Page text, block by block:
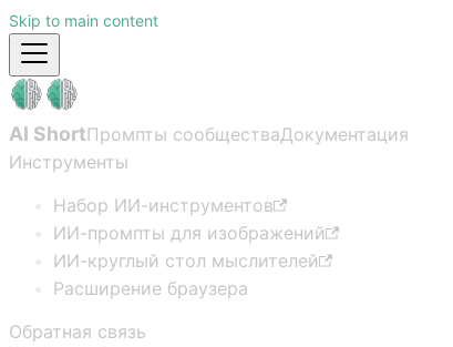
Skip to main content
AI ShortПромпты сообществаДокументация
Инструменты
Набор ИИ-инструментов
ИИ-промпты для изображений
ИИ-круглый стол мыслителей
Расширение браузера
Обратная связь